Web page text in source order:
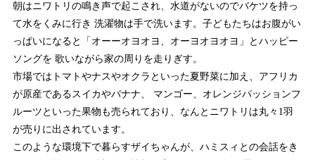
朝はニワトリの鳴き声で起こされ、水道がないのでバケツを持っ
て水をくみに行き 洗濯物は手で洗います。子どもたちはお腹がい
っぱいになると「オーーオヨオヨ、オーヨオヨオヨ」とハッピー
ソングを 歌いながら家の周りを走りぎす。
市場ではトマトやナスやオクラといった夏野菜に加え、アフリカ
が原産であるスイカやバナナ、 マンゴー、オレンジパッションフ
ルーツといった果物も売られており、なんとニワトリは丸々1羽
が売りに出されています。
このような環境下で暮らすザイちゃんが、ハミスィとの会話をき